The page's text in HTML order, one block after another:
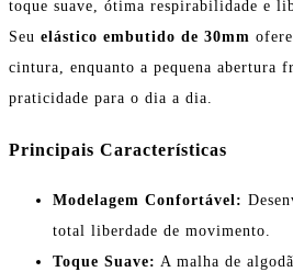
toque suave, ótima respirabilidade e
Seu elástico embutido de 30mm
cintura, enquanto a pequena abertura
praticidade para o dia a dia.
Principais Características
Modelagem Confortável:
total liberdade de movimento.
Toque Suave: A malha de